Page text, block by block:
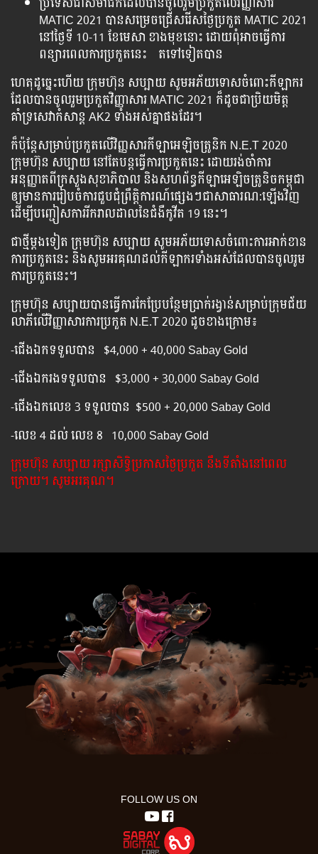
MATIC 2021 បានសម្រេចជ្រើសរើសថ្ងៃប្រកួត MATIC 2021
នៅថ្ងៃទី 10-11 ខែមេសា ខាងមុខនោះ ដោយពុំអាចធ្វើការ
ពន្យារពេលការប្រកួតនេះ តទៅទៀតបាន
ហេតុដូច្នេះហើយ ក្រុមហ៊ុន សប្បាយ សូមអភ័យទោសចំពោះកីឡាករ
ដែលបានចូលរួមប្រកួតវិញ្ញាសារ MATIC 2021 ក៏ដូចជាប្រិយមិត្ត
គាំទ្រសេវាកំសាន្ត AK2 ទាំងអស់គ្នាផងដែរ។
ក៏ប៉ុន្តែសម្រាប់ប្រកួតលើវិញ្ញសារកីឡាអេឡិចត្រូនិក N.E.T 2020
ក្រុមហ៊ុន សប្បាយ នៅតែបន្តធ្វើការប្រកួតនេះ ដោយរង់ចាំការ
អនុញ្ញាតពីក្រសួងសុខាភិបាល និងសហព័ន្ធកីឡាអេឡិចត្រូនិចកម្ពុជា
ឲ្យមានការរៀបចំការជួបជុំព្រឹត្តិការណ៍ផ្សេងៗជាសាធារណ:ឡើងវិញ
ដើម្បីបញ្ជៀសការរីករាលដាលនៃជំងឺកូវីត 19 នេះ។
ជាថ្មីម្តងទៀត ក្រុមហ៊ុន សប្បាយ សូមអភ័យទោសចំពោះការអាក់ខាន
ការប្រកួតនេះ និងសូមអរគុណដល់កីឡាករទាំងអស់ដែលបានចូលរូម
ការប្រកួតនេះ។
ក្រុមហ៊ុន សប្បាយបានធ្វើការកែប្រែបន្ថែមប្រាក់រង្វាន់សម្រាប់ក្រុមជ័យ
លាភីលើវិញ្ញាសារការប្រកួត N.E.T 2020 ដូចខាងក្រោម៖
-ជើងឯកទទួលបាន $4,000 + 40,000 Sabay Gold
-ជើងឯករងទទួលបាន $3,000 + 30,000 Sabay Gold
-ជើងឯកលេខ 3​ ទទួលបាន $500 + 20,000 Sabay Gold
-លេខ 4 ដល់ លេខ 8 10,000 Sabay Gold
ក្រុមហ៊ុន សប្បាយ រក្សាសិទ្ធិប្រកាសថ្ងៃប្រកួត នឹងទីតាំងនៅពេល
ក្រោយ។ សូមអរគុណ។
FOLLOW US ON